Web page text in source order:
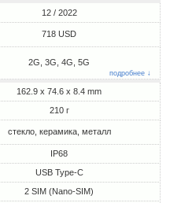
12 / 2022
718 USD
2G, 3G, 4G, 5G
подробнее ↓
162.9 x 74.6 x 8.4 mm
210 г
стекло, керамика, металл
IP68
USB Type-C
2 SIM (Nano-SIM)